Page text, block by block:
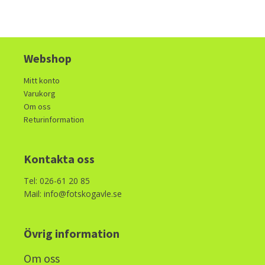
Webshop
Mitt konto
Varukorg
Om oss
Returinformation
Kontakta oss
Tel: 026-61 20 85
Mail: info@fotskogavle.se
Övrig information
Om oss